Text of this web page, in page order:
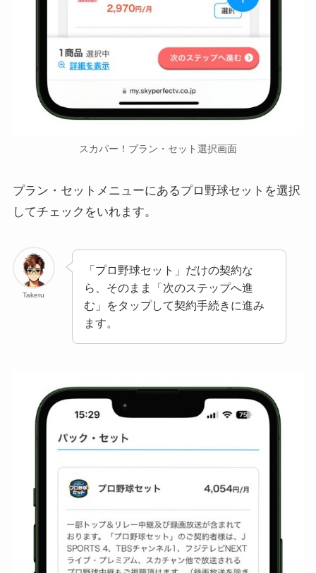
スカパー！プラン・セット選択画面
プラン・セットメニューにあるプロ野球セットを選択
してチェックをいれます。
Takeru
「プロ野球セット」だけの契約な
ら、そのまま「次のステップへ進
む」をタップして契約手続きに進み
ます。